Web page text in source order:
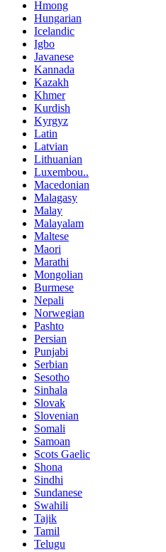
Hmong
Hungarian
Icelandic
Igbo
Javanese
Kannada
Kazakh
Khmer
Kurdish
Kyrgyz
Latin
Latvian
Lithuanian
Luxembou..
Macedonian
Malagasy
Malay
Malayalam
Maltese
Maori
Marathi
Mongolian
Burmese
Nepali
Norwegian
Pashto
Persian
Punjabi
Serbian
Sesotho
Sinhala
Slovak
Slovenian
Somali
Samoan
Scots Gaelic
Shona
Sindhi
Sundanese
Swahili
Tajik
Tamil
Telugu